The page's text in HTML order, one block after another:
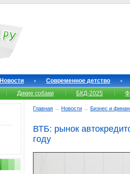
Новости
Современное детство
Дикие собаки БКД-2025
Главная → Новости → Бизнес и
ВТБ: рынок
году